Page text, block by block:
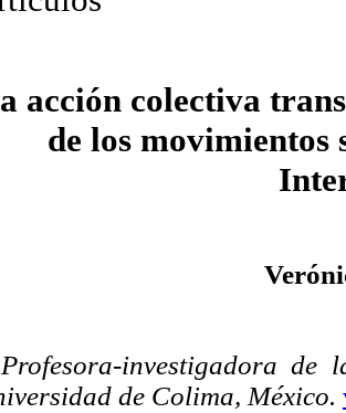
acción colectiva
de los movimientos
investigadora de
de Colima, México.